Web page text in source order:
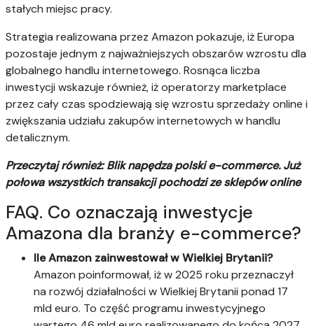
stałych miejsc pracy.
Strategia realizowana przez Amazon pokazuje, iż Europa
pozostaje jednym z najważniejszych obszarów wzrostu dla
globalnego handlu internetowego. Rosnąca liczba
inwestycji wskazuje również, iż operatorzy marketplace
przez cały czas spodziewają się wzrostu sprzedaży online i
zwiększania udziału zakupów internetowych w handlu
detalicznym.
Przeczytaj również: Blik napędza polski e-commerce. Już
połowa wszystkich transakcji pochodzi ze sklepów online
FAQ. Co oznaczają inwestycje
Amazona dla branży e-commerce?
Ile Amazon zainwestował w Wielkiej Brytanii?
Amazon poinformował, iż w 2025 roku przeznaczył
na rozwój działalności w Wielkiej Brytanii ponad 17
mld euro. To część programu inwestycyjnego